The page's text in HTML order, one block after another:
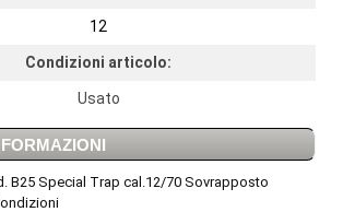
12
Condizioni articolo:
Usato
B25 Special Trap cal.12/70 Sovrapposto